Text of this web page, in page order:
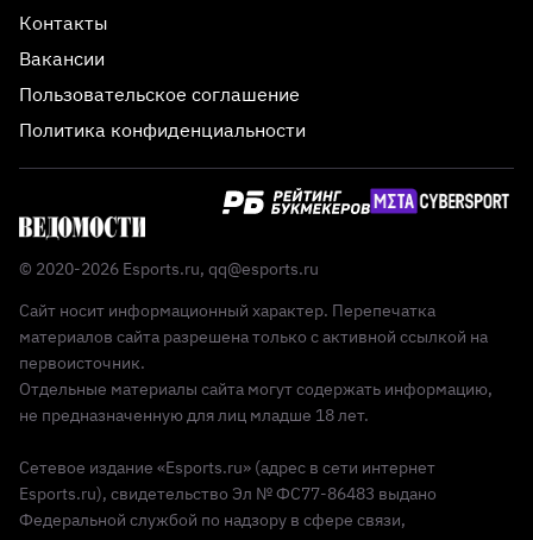
Контакты
Вакансии
Пользовательское соглашение
Политика конфиденциальности
© 2020-2026 Esports.ru, qq@esports.ru
Сайт носит информационный характер. Перепечатка
материалов сайта разрешена только с активной ссылкой на
первоисточник.
Отдельные материалы сайта могут содержать информацию,
не предназначенную для лиц младше 18 лет.
Сетевое издание «Esports.ru» (адрес в сети интернет
Esports.ru), свидетельство Эл № ФС77-86483 выдано
Федеральной службой по надзору в сфере связи,